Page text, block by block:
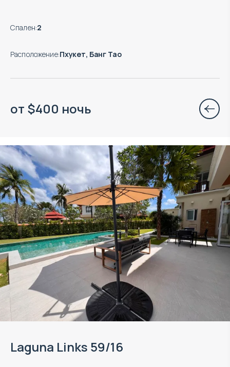
Спален:2
Расположение:Пхукет, Банг Тао
от $400 ночь
Laguna Links 59/16